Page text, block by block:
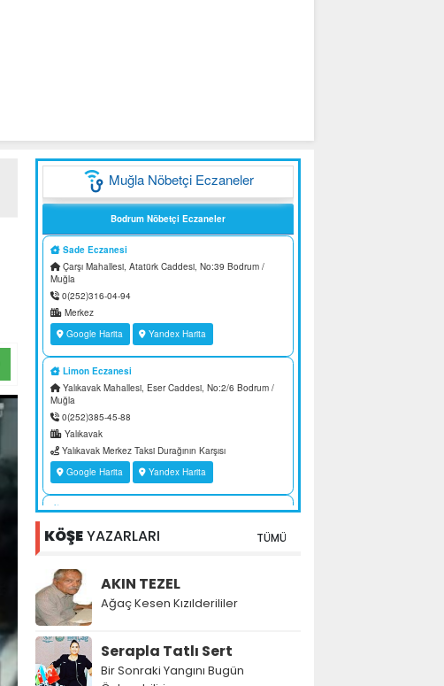
KÖŞEYAZARLARI TÜMÜ
AKIN TEZEL
Ağaç Kesen Kızılderililer
Serapla Tatlı Sert
Bir Sonraki Yangını Bugün